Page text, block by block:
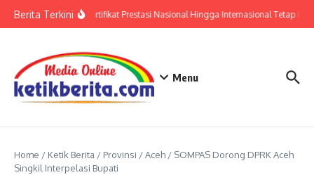
Berita TerkiniPolri: Sertifikat Prestasi Nasional Hingga Internasional Tetap Ikuti
Menu
Home / Ketik Berita / Provinsi /Aceh / SOMPAS Dorong DPRK Aceh
Singkil Interpelasi Bupati